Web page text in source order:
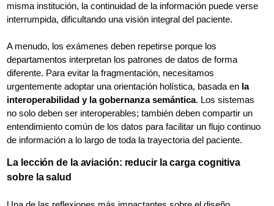
misma institución, la continuidad de la información puede verse
interrumpida, dificultando una visión integral del paciente.
A menudo, los exámenes deben repetirse porque los
departamentos interpretan los patrones de datos de forma
diferente. Para evitar la fragmentación, necesitamos
urgentemente adoptar una orientación holística, basada en la
interoperabilidad y la gobernanza semántica. Los sistemas
no solo deben ser interoperables; también deben compartir un
entendimiento común de los datos para facilitar un flujo continuo
de información a lo largo de toda la trayectoria del paciente.
La lección de la aviación: reducir la carga cognitiva
sobre la salud